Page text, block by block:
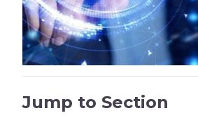
Jump to Section